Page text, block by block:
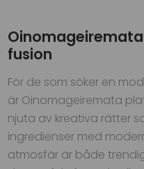
fusion
För de som söker en
är Oinomageiremata
njuta av kreativa rätter
ingredienser med
atmosfär är både